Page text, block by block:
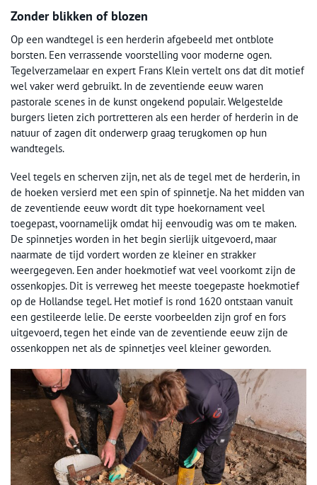
Zonder blikken of blozen
Op een wandtegel is een herderin afgebeeld met ontblote
borsten. Een verrassende voorstelling voor moderne ogen.
Tegelverzamelaar en expert Frans Klein vertelt ons dat dit motief
wel vaker werd gebruikt. In de zeventiende eeuw waren
pastorale scenes in de kunst ongekend populair. Welgestelde
burgers lieten zich portretteren als een herder of herderin in de
natuur of zagen dit onderwerp graag terugkomen op hun
wandtegels.
Veel tegels en scherven zijn, net als de tegel met de herderin, in
de hoeken versierd met een spin of spinnetje. Na het midden van
de zeventiende eeuw wordt dit type hoekornament veel
toegepast, voornamelijk omdat hij eenvoudig was om te maken.
De spinnetjes worden in het begin sierlijk uitgevoerd, maar
naarmate de tijd vordert worden ze kleiner en strakker
weergegeven. Een ander hoekmotief wat veel voorkomt zijn de
ossenkopjes. Dit is verreweg het meeste toegepaste hoekmotief
op de Hollandse tegel. Het motief is rond 1620 ontstaan vanuit
een gestileerde lelie. De eerste voorbeelden zijn grof en fors
uitgevoerd, tegen het einde van de zeventiende eeuw zijn de
ossenkoppen net als de spinnetjes veel kleiner geworden.